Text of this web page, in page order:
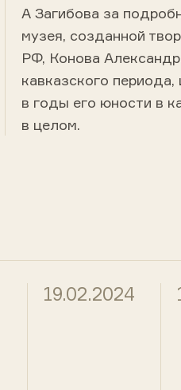
А Загибова за
музея, созданной
РФ, Конова
кавказского
в годы его юности в
в целом.
19.02.2024